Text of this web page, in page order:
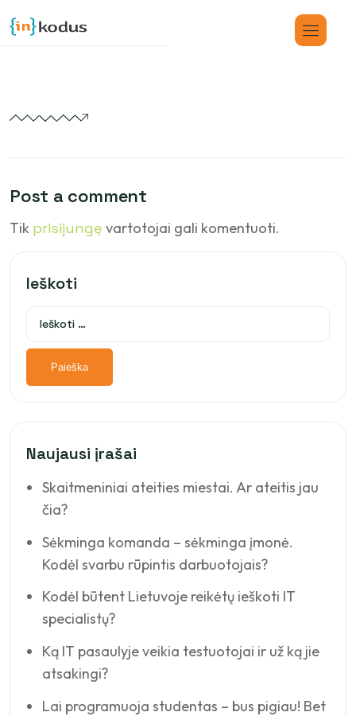
Post a comment
Tik prisijungę vartotojai gali komentuoti.
Ieškoti
Naujausi įrašai
Skaitmeniniai ateities miestai. Ar ateitis jau
čia?
Sėkminga komanda – sėkminga įmonė.
Kodėl svarbu rūpintis darbuotojais?
Kodėl būtent Lietuvoje reikėtų ieškoti IT
specialistų?
Ką IT pasaulyje veikia testuotojai ir už ką jie
atsakingi?
Lai programuoja studentas – bus pigiau! Bet